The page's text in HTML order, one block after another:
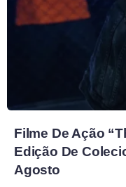
Filme De Ação
Edição De
Agosto